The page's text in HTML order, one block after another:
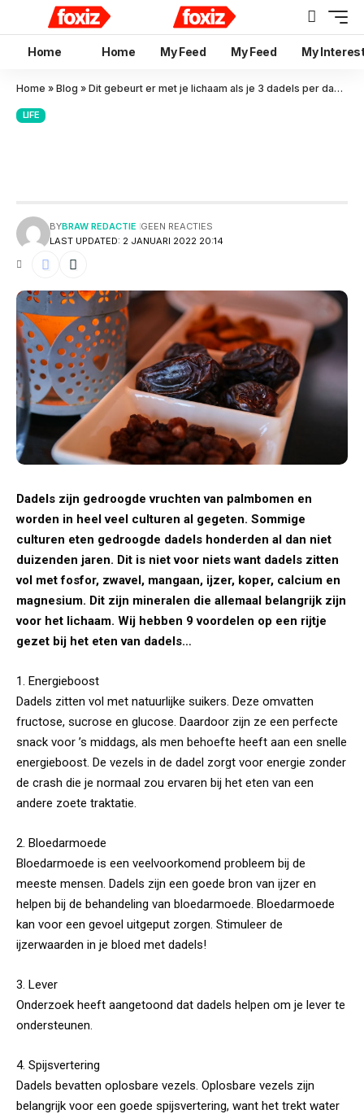
Home Home My Feed My Feed My
Home » Blog » Dit gebeurt er met je lichaam als je 3 dadels per dag eet
LIFE
LAST UPDATED: 2 JANUARI 2022 20:14
BYBRAW REDACTIE GEEN REACTIES
Dadels zijn gedroogde vruchten van palmbomen en
worden in heel veel culturen al gegeten. Sommige
culturen eten gedroogde dadels honderden al dan niet
duizenden jaren. Dit is niet voor niets want dadels zitten
vol met fosfor, zwavel, mangaan, ijzer, koper, calcium en
magnesium. Dit zijn mineralen die allemaal belangrijk zijn
voor het lichaam. Wij hebben 9 voordelen op een rijtje
gezet bij het eten van dadels…
1. Energieboost
Dadels zitten vol met natuurlijke suikers. Deze omvatten
fructose, sucrose en glucose. Daardoor zijn ze een perfecte
snack voor ’s middags, als men behoefte heeft aan een snelle
energieboost. De vezels in de dadel zorgt voor energie zonder
de crash die je normaal zou ervaren bij het eten van een
andere zoete traktatie.
2. Bloedarmoede
Bloedarmoede is een veelvoorkomend probleem bij de
meeste mensen. Dadels zijn een goede bron van ijzer en
helpen bij de behandeling van bloedarmoede. Bloedarmoede
kan voor een gevoel uitgeput zorgen. Stimuleer de
ijzerwaarden in je bloed met dadels!
3. Lever
Onderzoek heeft aangetoond dat dadels helpen om je lever te
ondersteunen.
4. Spijsvertering
Dadels bevatten oplosbare vezels. Oplosbare vezels zijn
belangrijk voor een goede spijsvertering, want het trekt water